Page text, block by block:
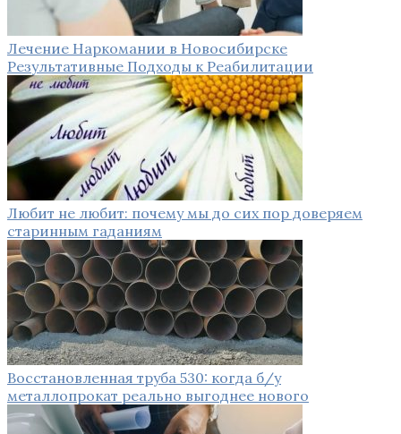
Лечение Наркомании в Новосибирске
Результативные Подходы к Реабилитации
Любит не любит: почему мы до сих пор доверяем
старинным гаданиям
Восстановленная труба 530: когда б/у
металлопрокат реально выгоднее нового